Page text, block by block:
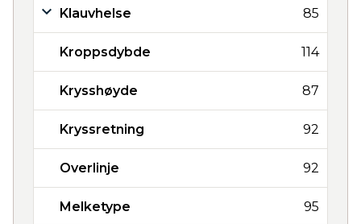
Klauvhelse 85
Kroppsdybde 114
Krysshøyde 87
Kryssretning 92
Overlinje 92
Melketype 95